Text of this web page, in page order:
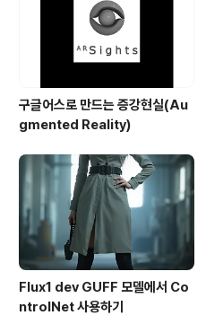
구글어스로 만드는 증강현실(Au
gmented Reality)
Flux1 dev GUFF 모델에서 Co
ntrolNet 사용하기